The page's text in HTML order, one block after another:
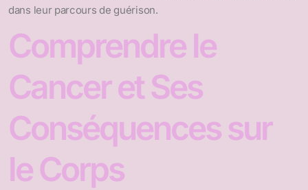
dans leur parcours de guérison.
Comprendre le
Cancer et Ses
Conséquences sur
le Corps